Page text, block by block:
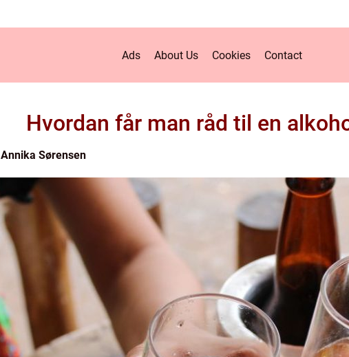
Ads About Us Cookies Contact
Hvordan får man råd til en
Annika Sørensen